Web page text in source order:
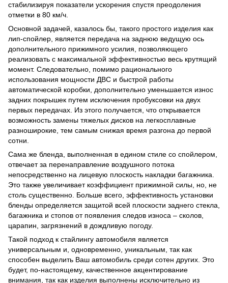
стабилизируя показатели ускорения спустя преодоления
отметки в 80 км/ч.
Основной задачей, казалось бы, такого простого изделия как
лип-спойлер, является передача на заднюю ведущую ось
дополнительного прижимного усилия, позволяющего
реализовать с максимальной эффективностью весь крутящий
момент. Следовательно, помимо рационального
использования мощности ДВС и быстрой работы
автоматической коробки, дополнительно уменьшается износ
задних покрышек путем исключения пробуксовки на двух
первых передачах. Из этого получается, что открывается
возможность замены тяжелых дисков на легкосплавные
разноширокие, тем самым снижая время разгона до первой
сотни.
Сама же бленда, выполненная в едином стиле со спойлером,
отвечает за перенаправление воздушного потока
непосредственно на лицевую плоскость накладки багажника.
Это также увеличивает коэффициент прижимной силы, но, не
столь существенно. Больше всего, эффективность установки
бленды определяется защитой всей плоскости заднего стекла,
багажника и стопов от появления следов износа – сколов,
царапин, загрязнений в дождливую погоду.
Такой подход к стайлингу автомобиля является
универсальным и, одновременно, уникальным, так как
способен выделить Ваш автомобиль среди сотен других. Это
будет, по-настоящему, качественное акцентирование
внимания, так как изделия выполнены исключительно из